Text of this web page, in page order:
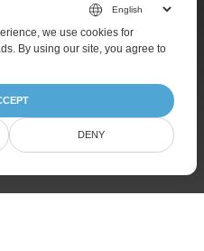
we use cookies for
By using our site, you agree to
DENY